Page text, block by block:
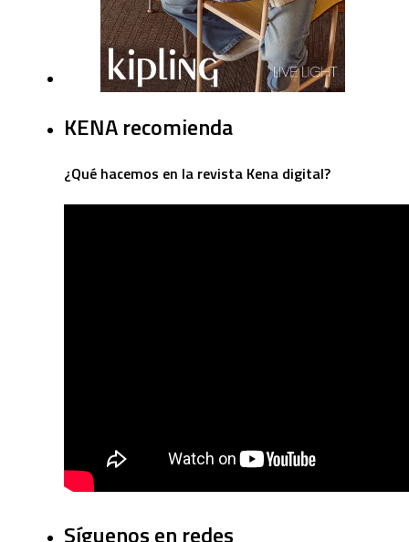
KENA recomienda
¿Qué hacemos en la revista Kena digital?
Síguenos en redes